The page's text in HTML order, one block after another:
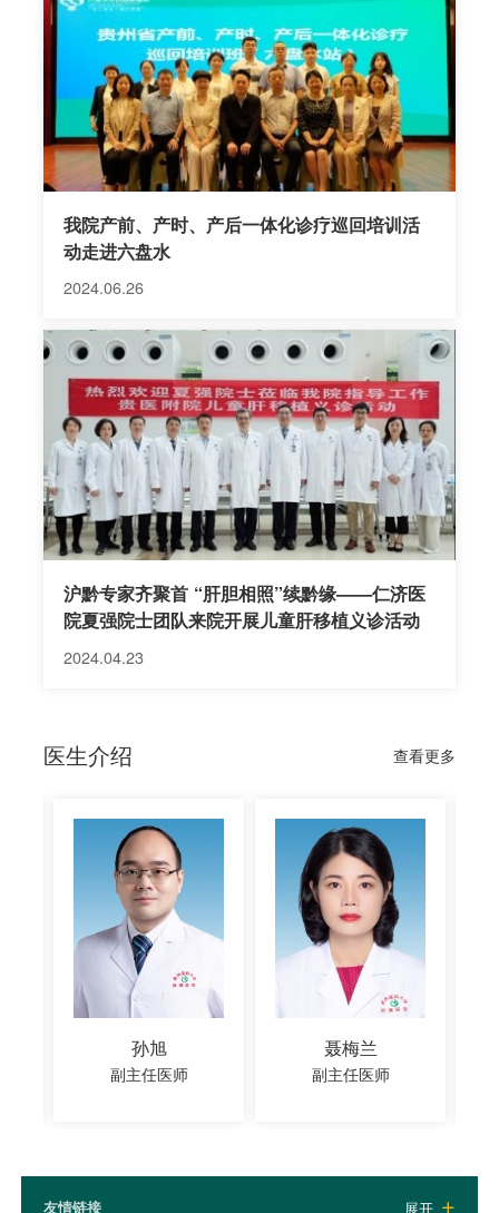
我院产前、产时、产后一体化诊疗巡回培训活
动走进六盘水
2024.06.26
沪黔专家齐聚首 “肝胆相照”续黔缘——仁济医
院夏强院士团队来院开展儿童肝移植义诊活动
2024.04.23
医生介绍 查看更多
孙旭
副主任医师
聂梅兰
副主任医师
友情链接 展开 